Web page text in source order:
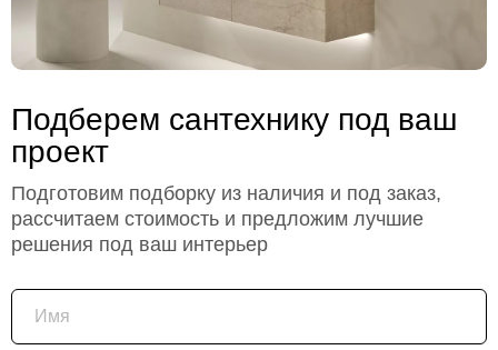
Подберем сантехнику под ваш
проект
Подготовим подборку из наличия и под заказ,
рассчитаем стоимость и предложим лучшие
решения под ваш интерьер
Имя